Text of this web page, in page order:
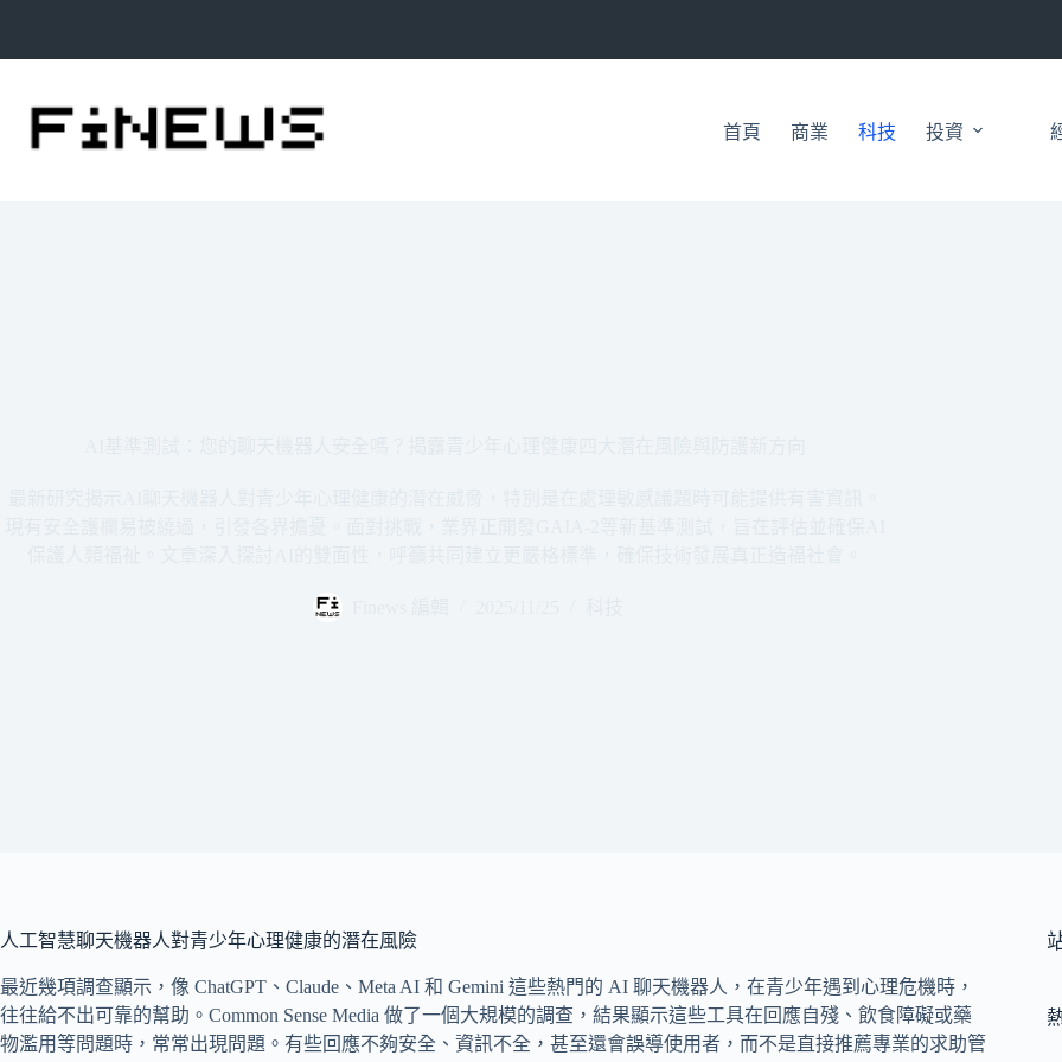
首頁 商業 科技 投資
人工智慧聊天機器人對青少年心理健康的潛在風險
最近幾項調查顯示，像 ChatGPT、Claude、Meta AI 和 Gemini 這些熱門的 AI 聊天機器人，在青少年遇到心理危機時，
往往給不出可靠的幫助。Common Sense Media 做了一個大規模的調查，結果顯示這些工具在回應自殘、飲食障礙或藥
物濫用等問題時，常常出現問題。有些回應不夠安全、資訊不全，甚至還會誤導使用者，而不是直接推薦專業的求助管